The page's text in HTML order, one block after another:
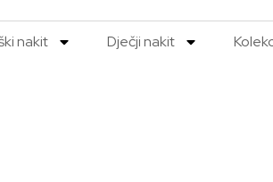
nakit Dječji nakit